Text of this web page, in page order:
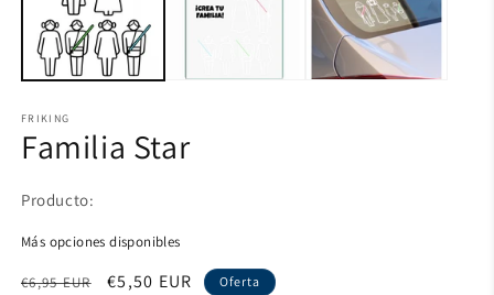
FRIKING
Familia Star
Producto:
Más opciones disponibles
Precio
€6,95 EUR
Precio
€5,50 EUR Oferta